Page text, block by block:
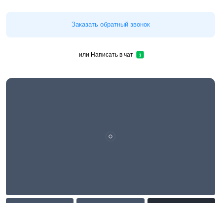
Заказать обратный звонок
или Написать в чат